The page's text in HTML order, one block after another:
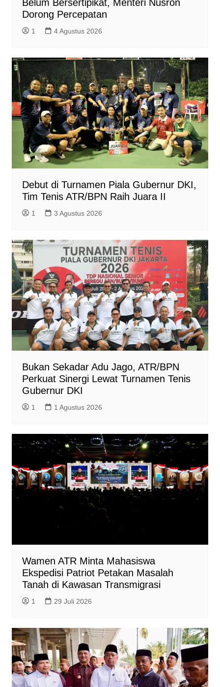
Belum Bersertipikat, Menteri Nusron
Dorong Percepatan
1 4 Agustus 2026
Debut di Turnamen Piala Gubernur DKI,
Tim Tenis ATR/BPN Raih Juara II
1 3 Agustus 2026
Bukan Sekadar Adu Jago, ATR/BPN
Perkuat Sinergi Lewat Turnamen Tenis
Gubernur DKI
1 1 Agustus 2026
Wamen ATR Minta Mahasiswa
Ekspedisi Patriot Petakan Masalah
Tanah di Kawasan Transmigrasi
1 29 Juli 2026